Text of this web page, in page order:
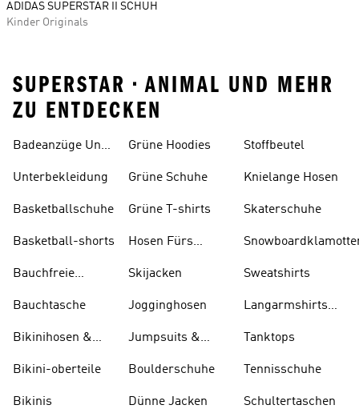
ADIDAS SUPERSTAR II SCHUH
Kinder Originals
SUPERSTAR • ANIMAL UND MEHR
ZU ENTDECKEN
Badeanzüge Und
Unterbekleidung
Basketballschuhe
Basketball-shorts
Bauchfreie
Bauchtasche
Bikinihosen &
Bikini-oberteile
Bikinis
Grüne Hoodies
Grüne Schuhe
Grüne T-shirts
Hosen Fürs
Skijacken
Jogginghosen
Jumpsuits &
Boulderschuhe
Dünne Jacken
Stoffbeutel
Knielange Hosen
Skaterschuhe
Sweatshirts
Langarmshirts
Tanktops
Tennisschuhe
Schultertaschen